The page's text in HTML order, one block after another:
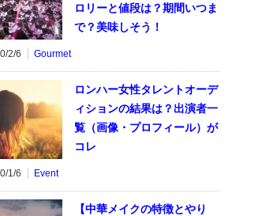
ロリーと値段は？期間いつま
で？美味しそう！
2/6 Gourmet
ロンハー女性タレントオーデ
ィションの結果は？出演者一
覧（画像・プロフィール）が
コレ
1/6 Event
【中華メイクの特徴とやり